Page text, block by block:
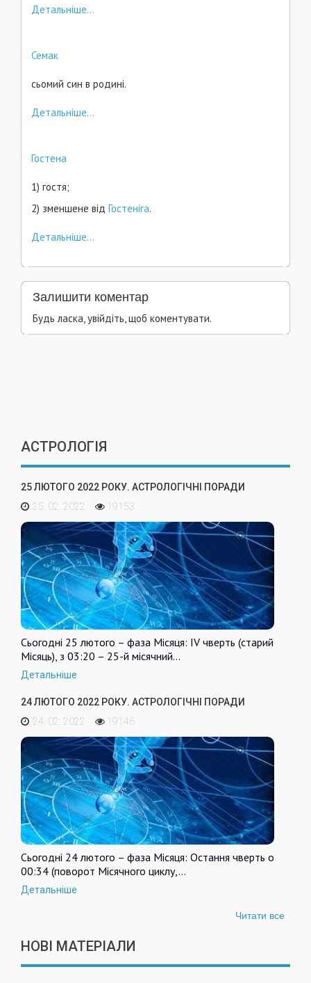
Детальніше...
Семак
сьомий син в родині.
Детальніше...
Гостена
1) гостя;
2) зменшене від Гостеніга.
Детальніше...
Залишити коментар
Будь ласка, увійдіть, щоб коментувати.
АСТРОЛОГІЯ
25 ЛЮТОГО 2022 РОКУ. АСТРОЛОГІЧНІ ПОРАДИ
25. 02. 2022
19153
Сьогодні 25 лютого – фаза Місяця: IV чверть (старий
Місяць), з 03:20 – 25-й місячний…
Детальніше
24 ЛЮТОГО 2022 РОКУ. АСТРОЛОГІЧНІ ПОРАДИ
24. 02. 2022
19146
Сьогодні 24 лютого – фаза Місяця: Остання чверть о
00:34 (поворот Місячного циклу,…
Детальніше
Читати все
НОВІ МАТЕРІАЛИ